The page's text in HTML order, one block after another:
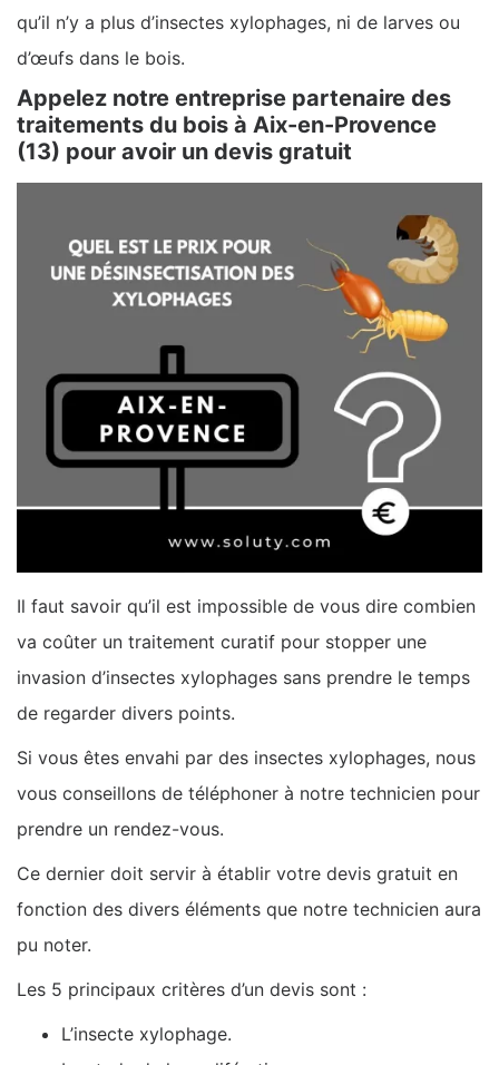
qu’il n’y a plus d’insectes xylophages, ni de larves ou
d’œufs dans le bois.
Appelez notre entreprise partenaire des
traitements du bois à Aix-en-Provence
(13) pour avoir un devis gratuit
Il faut savoir qu’il est impossible de vous dire combien
va coûter un traitement curatif pour stopper une
invasion d’insectes xylophages sans prendre le temps
de regarder divers points.
Si vous êtes envahi par des insectes xylophages, nous
vous conseillons de téléphoner à notre technicien pour
prendre un rendez-vous.
Ce dernier doit servir à établir votre devis gratuit en
fonction des divers éléments que notre technicien aura
pu noter.
Les 5 principaux critères d’un devis sont :
L’insecte xylophage.